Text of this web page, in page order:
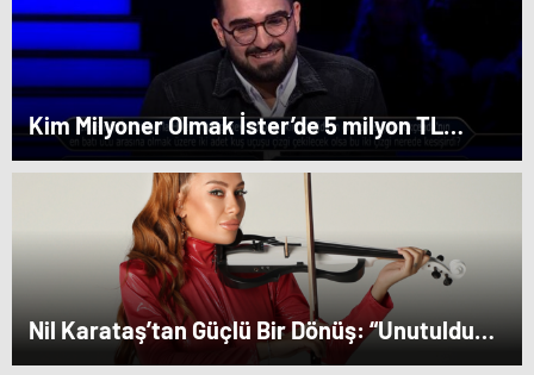
Kim Milyoner Olmak İster’de 5 milyon TL
değerindeki soru açıldı!
Nil Karataş’tan Güçlü Bir Dönüş: “Unutuldun”
Yayında!